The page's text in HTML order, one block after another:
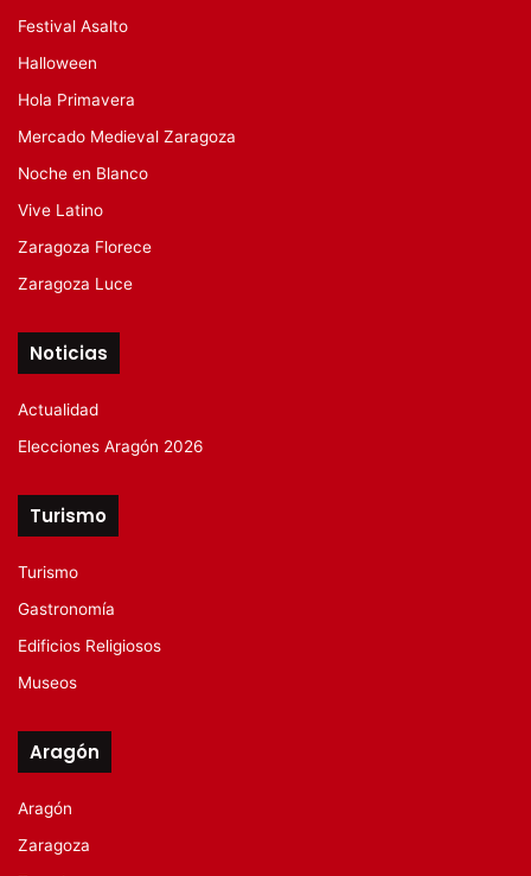
Festival Asalto
Halloween
Hola Primavera
Mercado Medieval Zaragoza
Noche en Blanco
Vive Latino
Zaragoza Florece
Zaragoza Luce
Noticias
Actualidad
Elecciones Aragón 2026
Turismo
Turismo
Gastronomía
Edificios Religiosos
Museos
Aragón
Aragón
Zaragoza